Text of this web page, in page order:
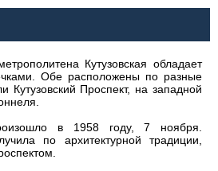
Кутузовская обладает
Обе расположены по разные
Кутузовский Проспект, на западной
в 1958 году, 7 ноября.
по архитектурной традиции,